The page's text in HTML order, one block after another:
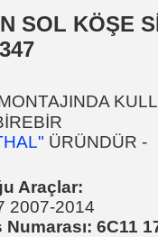
SOL KÖŞE
ÜRÜNDÜR -
Araçlar:
2007-2014
6C11